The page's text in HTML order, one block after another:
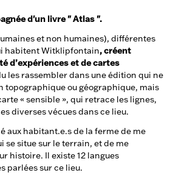
d'un livre " Atlas ".
et non humaines), différentes
habitent Witklipfontain, créent
d’expériences et de cartes
les rassembler dans une édition qui ne
topographique ou géographique, mais
« sensible », qui retrace les lignes,
diverses vécues dans ce lieu.
aux habitant.e.s de la ferme de me
se situe sur le terrain, et de me
histoire. Il existe 12 langues
parlées sur ce lieu.